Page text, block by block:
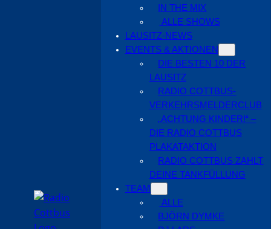
IN THE MIX
ALLE SHOWS
LAUSITZ-NEWS
EVENTS & AKTIONEN
DIE BESTEN 10 DER
LAUSITZ
RADIO COTTBUS-
VERKEHRSMELDERCLUB
„ACHTUNG KINDER!“ –
DIE RADIO COTTBUS
PLAKATAKTION
RADIO COTTBUS ZAHLT
DEINE TANKFÜLLUNG
TEAM
ALLE
BJÖRN DYMKE